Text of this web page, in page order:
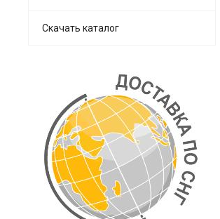
Скачать каталог